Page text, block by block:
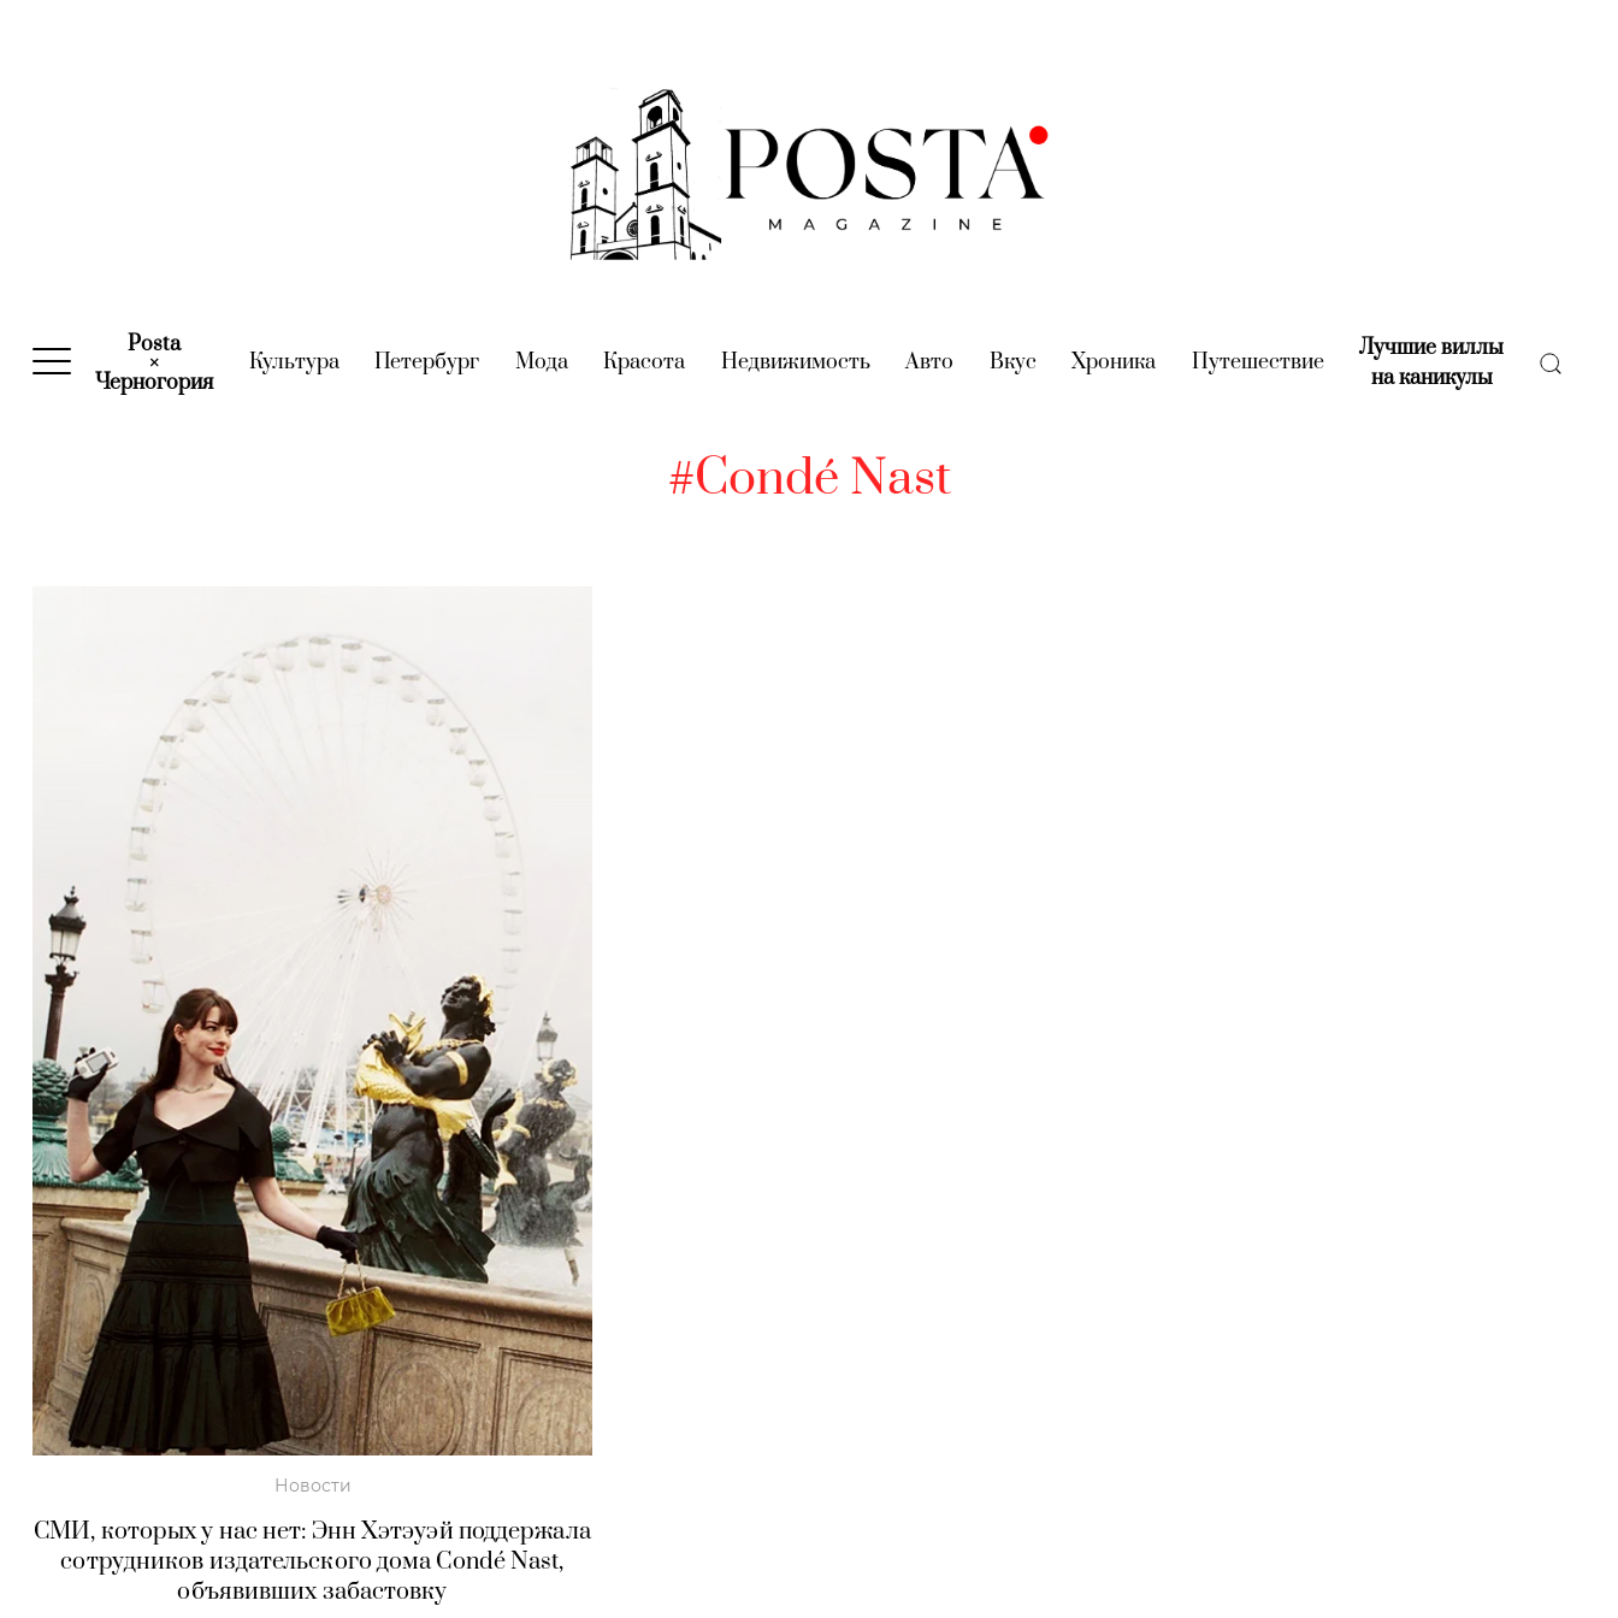
Posta
×
Черногория(current)
Культура(current)
Петербург (current)
Мода(current)
Красота (current)
Недвижимость(current)
Авто (current)
Вкус (current)
Хроника (current)
Путешествие(current)
Лучшие виллы
на каникулы(current)
#Condé Nast
Новости
СМИ, которых у нас нет: Энн Хэтэуэй поддержала
сотрудников издательского дома Condé Nast,
объявивших забастовку